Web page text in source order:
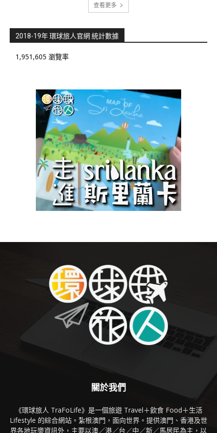
查看更多
2018-19年 環球旅人官網 統計數據
1,951,605 瀏覽率
關於我們
《環球旅人 TraFoLife》是一個旅遊 Travel＋飲食 Food＋生活
Lifestyle 的綜合網站。紮根澳門，面向世界。提供澳門、香港及世
界各地玩樂資訊外，主要以澳／港／台／中／新／馬居民為主，以